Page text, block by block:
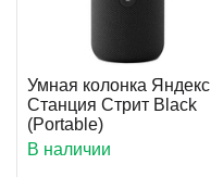
Умная колонка Яндекс
Станция Стрит Black
(Portable)
В наличии